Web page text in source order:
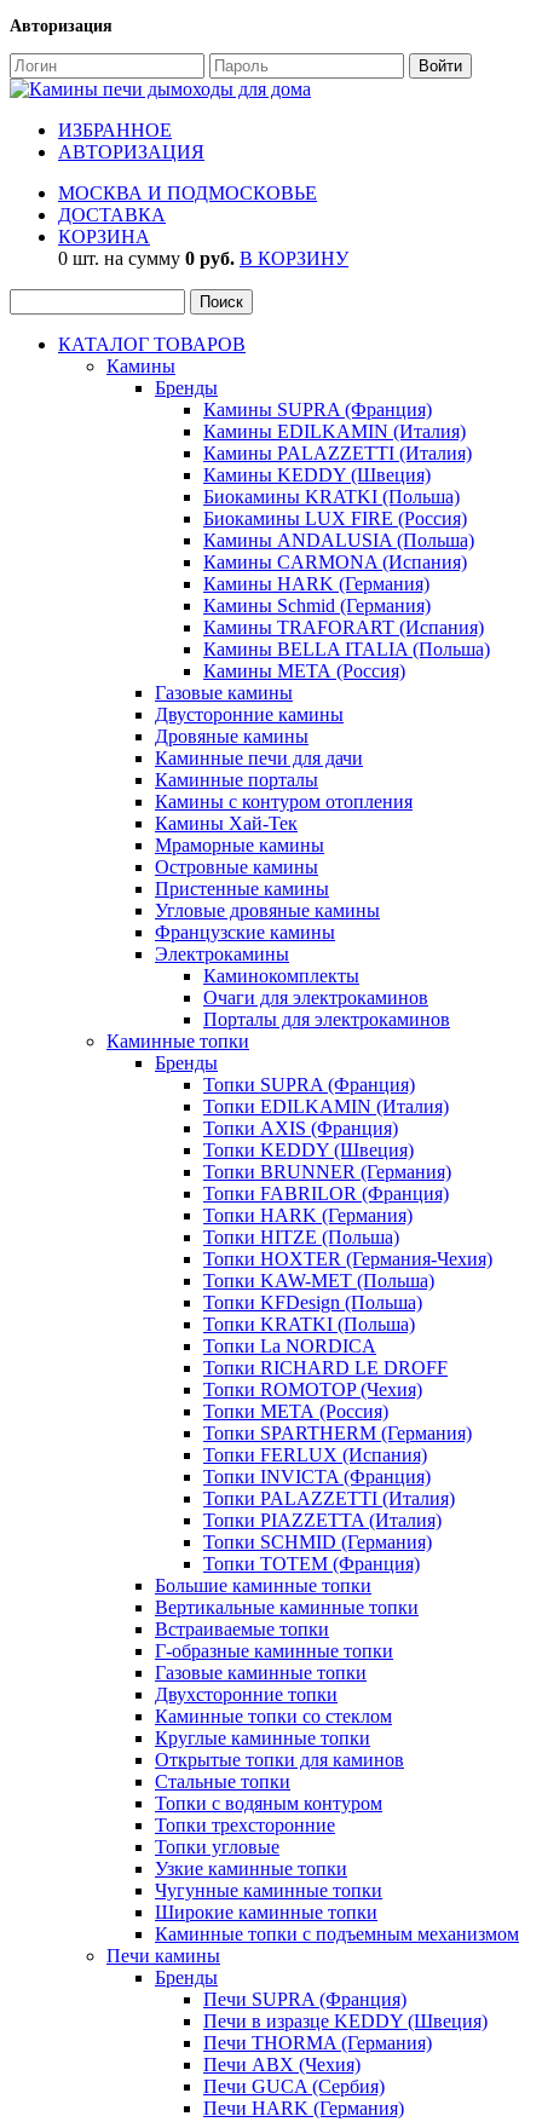
Авторизация
ИЗБРАННОЕ
АВТОРИЗАЦИЯ
МОСКВА И ПОДМОСКОВЬЕ
ДОСТАВКА
КОРЗИНА
0 шт. на сумму 0 руб. В КОРЗИНУ
КАТАЛОГ ТОВАРОВ
Камины
Бренды
Камины SUPRA (Франция)
Камины EDILKAMIN (Италия)
Камины PALAZZETTI (Италия)
Камины KEDDY (Швеция)
Биокамины KRATKI (Польша)
Биокамины LUX FIRE (Россия)
Камины ANDALUSIA (Польша)
Камины CARMONA (Испания)
Камины HARK (Германия)
Камины Schmid (Германия)
Камины TRAFORART (Испания)
Камины BELLA ITALIA (Польша)
Камины МЕТА (Россия)
Газовые камины
Двусторонние камины
Дровяные камины
Каминные печи для дачи
Каминные порталы
Камины с контуром отопления
Камины Хай-Тек
Мраморные камины
Островные камины
Пристенные камины
Угловые дровяные камины
Французские камины
Электрокамины
Каминокомплекты
Очаги для электрокаминов
Порталы для электрокаминов
Каминные топки
Бренды
Топки SUPRA (Франция)
Топки EDILKAMIN (Италия)
Топки AXIS (Франция)
Топки KEDDY (Швеция)
Топки BRUNNER (Германия)
Топки FABRILOR (Франция)
Топки HARK (Германия)
Топки HITZE (Польша)
Топки HOXTER (Германия-Чехия)
Топки KAW-MET (Польша)
Топки KFDesign (Польша)
Топки KRATKI (Польша)
Топки La NORDICA
Топки RICHARD LE DROFF
Топки ROMOTOP (Чехия)
Топки МЕТА (Россия)
Топки SPARTHERM (Германия)
Топки FERLUX (Испания)
Топки INVICTA (Франция)
Топки PALAZZETTI (Италия)
Топки PIAZZETTA (Италия)
Топки SCHMID (Германия)
Топки TOTEM (Франция)
Большие каминные топки
Вертикальные каминные топки
Встраиваемые топки
Г-образные каминные топки
Газовые каминные топки
Двухсторонние топки
Каминные топки со стеклом
Круглые каминные топки
Открытые топки для каминов
Стальные топки
Топки с водяным контуром
Топки трехсторонние
Топки угловые
Узкие каминные топки
Чугунные каминные топки
Широкие каминные топки
Каминные топки с подъемным механизмом
Печи камины
Бренды
Печи SUPRA (Франция)
Печи в изразце KEDDY (Швеция)
Печи THORMA (Германия)
Печи ABX (Чехия)
Печи GUCA (Сербия)
Печи HARK (Германия)